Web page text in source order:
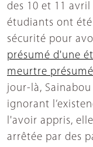
des 10 et 11
étudiants ont
sécurité pour
présumé d'une
meurtre
jour-là,
ignorant
l'avoir appris,
arrêtée par des